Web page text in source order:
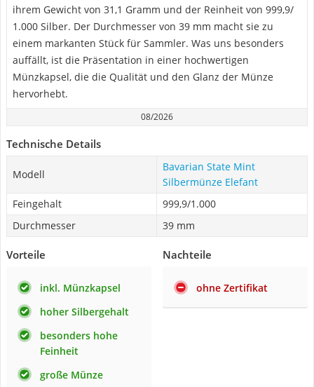
ihrem Gewicht von 31,1 Gramm und der Reinheit von 999,9/
1.000 Silber. Der Durchmesser von 39 mm macht sie zu
einem markanten Stück für Sammler. Was uns besonders
auffällt, ist die Präsentation in einer hochwertigen
Münzkapsel, die die Qualität und den Glanz der Münze
hervorhebt.
08/2026
Technische Details
Modell
‎Bavarian State Mint
Silbermünze Elefant
Feingehalt
999,9/1.000
Durchmesser
39 mm
Vorteile
inkl. Münzkapsel
hoher Silbergehalt
besonders hohe
Feinheit
große Münze
Nachteile
ohne Zertifikat